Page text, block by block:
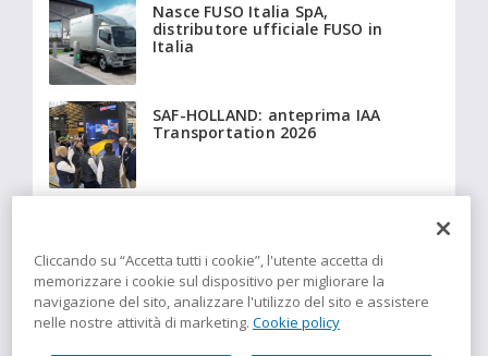
Nasce FUSO Italia SpA,
distributore ufficiale FUSO in
Italia
SAF-HOLLAND: anteprima IAA
Transportation 2026
isotermici equipaggiati con
tecnologia Insulation
Cliccando su “Accetta tutti i cookie”, l'utente accetta di
memorizzare i cookie sul dispositivo per migliorare la
navigazione del sito, analizzare l'utilizzo del sito e assistere
nelle nostre attività di marketing. Cookie policy